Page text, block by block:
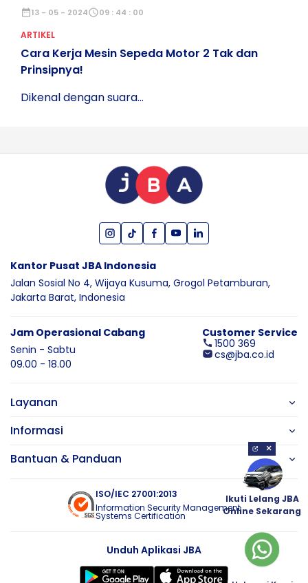
date_range13 - 05 - 2024schedule09 : 44 : 00
ARTIKEL
Cara Kerja Mesin Sepeda Motor 2 Tak dan
Prinsipnya!
Dikenal dengan suara...
Kantor Pusat JBA Indonesia
Jalan Sosial No 4, Wijaya Kusuma, Grogol Petamburan,
Jakarta Barat, Indonesia
Jam Operasional Cabang
Senin - Sabtu
09.00 - 18.00
Customer Service
1500 369
cs@jba.co.id
Layanan
Informasi
Bantuan & Panduan
ISO/IEC 27001:2013
Information Security Management
Systems Certification
Unduh Aplikasi JBA
×
Ikuti Lelang JBA
Online Sekarang